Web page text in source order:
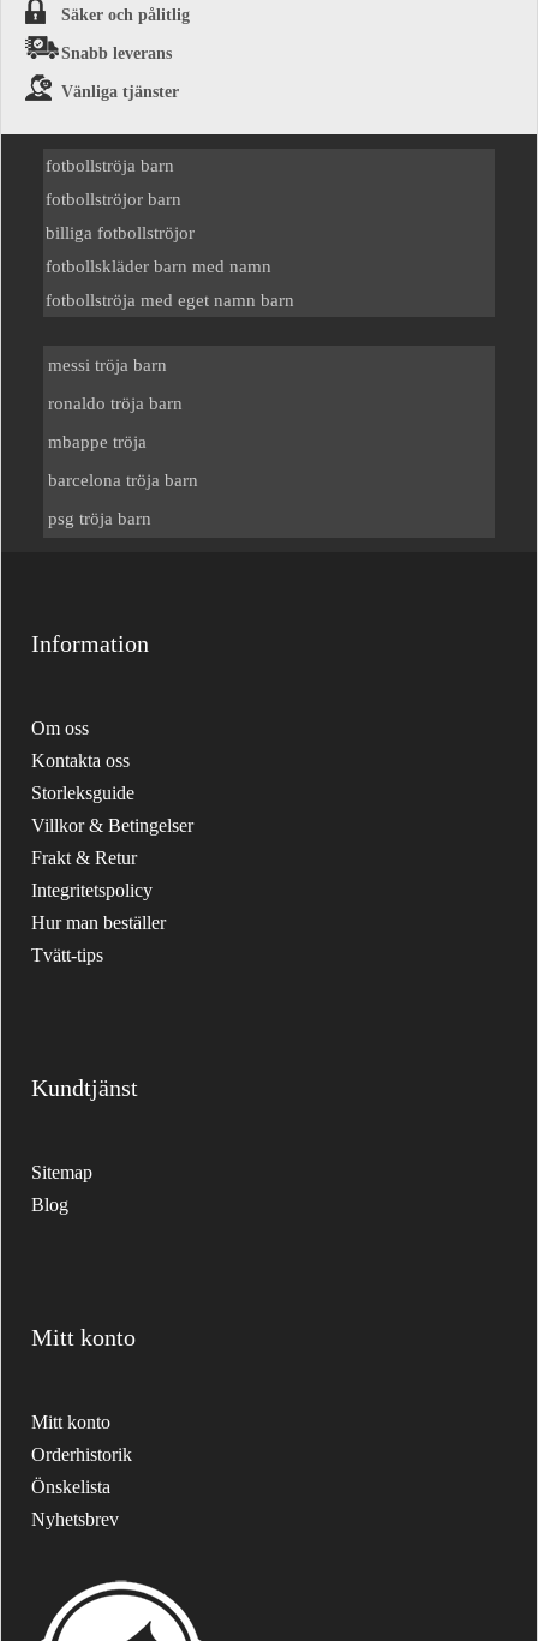
Säker och pålitlig
Snabb leverans
Vänliga tjänster
fotbollströja barn
fotbollströjor barn
billiga fotbollströjor
fotbollskläder barn med namn
fotbollströja med eget namn barn
messi tröja barn
ronaldo tröja barn
mbappe tröja
barcelona tröja barn
psg tröja barn
Information
Om oss
Kontakta oss
Storleksguide
Villkor & Betingelser
Frakt & Retur
Integritetspolicy
Hur man beställer
Tvätt-tips
Kundtjänst
Sitemap
Blog
Mitt konto
Mitt konto
Orderhistorik
Önskelista
Nyhetsbrev